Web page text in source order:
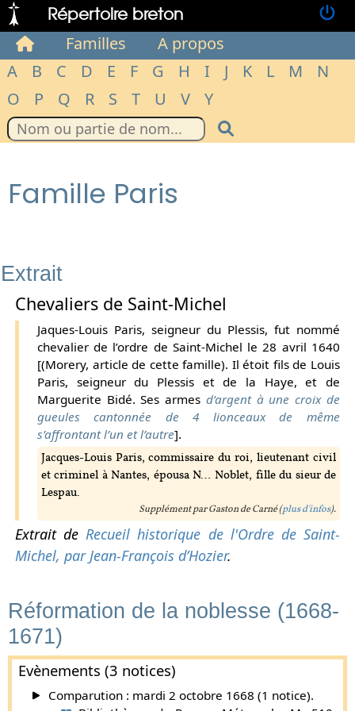
Répertoire breton
Familles
A propos
A
B C D E F G H I J K L M
N
O
P Q R S T U V Y
Famille Paris
Extrait
Chevaliers de Saint-Michel
Jaques-Louis Paris, seigneur du Plessis, fut nommé
chevalier de l’ordre de Saint-Michel le 28 avril 1640
[(Morery, article de cette famille). Il étoit fils de Louis
Paris, seigneur du Plessis et de la Haye, et de
Marguerite Bidé. Ses armes d’argent à une croix de
gueules cantonnée de 4 lionceaux de même
s’affrontant l’un et l’autre].
Jacques-Louis Paris, commissaire du roi, lieutenant civil
et criminel à Nantes, épousa N… Noblet, fille du sieur de
Lespau.
Supplément par Gaston de Carné (plus d'infos).
Extrait deRecueil historique de l'Ordre de Saint-
Michel, par Jean-François d’Hozier.
Réformation de la noblesse (1668-
1671)
Evènements (3 notices)
Comparution : mardi 2 octobre 1668 (1 notice).